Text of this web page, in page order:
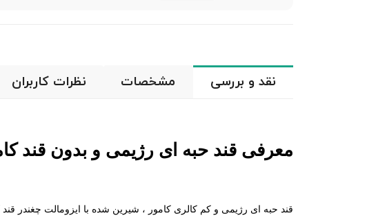
نقد و بررسی مشخصات نظرات کاربران
معرفی قند حبه ای رژیمی و بدون قند
قند حبه ای رژیمی و کم کالری کامور ، شیرین شده با ایزومالت چغندر